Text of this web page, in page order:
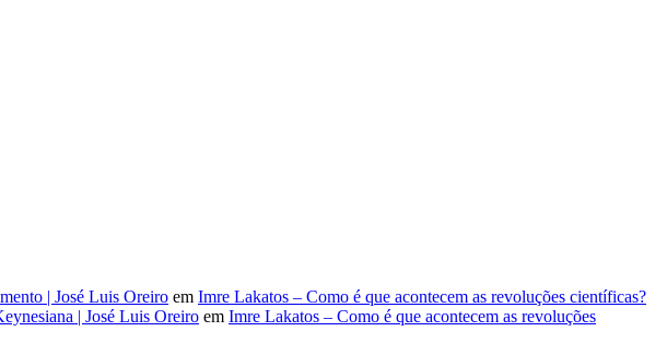
| José Luis Oreiro em Imre Lakatos – Como é que acontecem as revoluções científicas?
| José Luis Oreiro em Imre Lakatos – Como é que acontecem as revoluções